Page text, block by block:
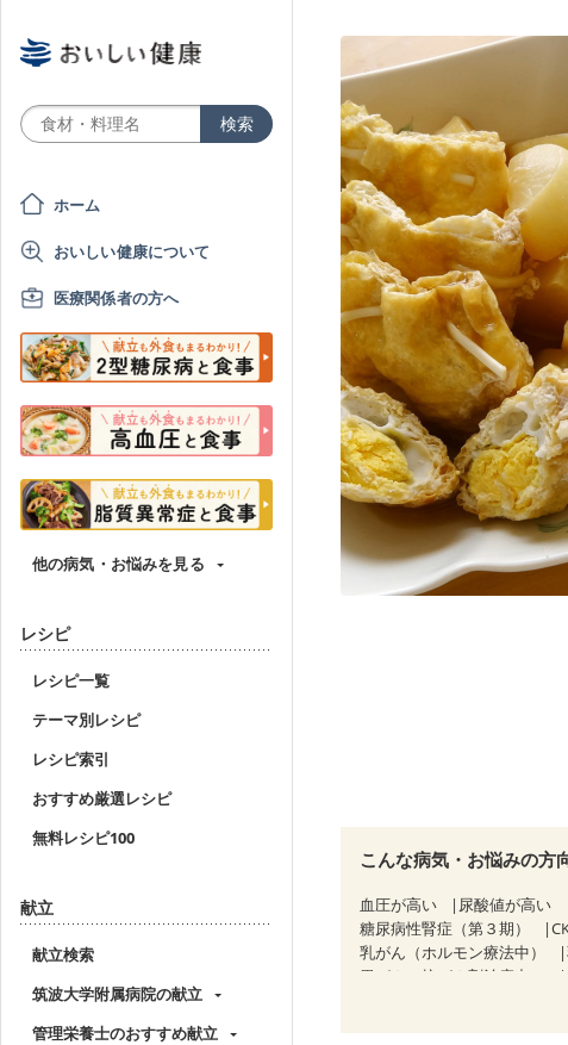
ホーム
おいしい健康について
医療関係者の方へ
他の病気・お悩みを見る
レシピ
レシピ一覧
テーマ別レシピ
レシピ索引
おすすめ厳選レシピ
無料レシピ100
献立
献立検索
筑波大学附属病院の献立
管理栄養士のおすすめ献立
こんな病気・お悩みの方
血圧が高い 尿酸値が高い
糖尿病性腎症（第３期）
乳がん（ホルモン療法中）
胃がん（抗がん剤治療中）